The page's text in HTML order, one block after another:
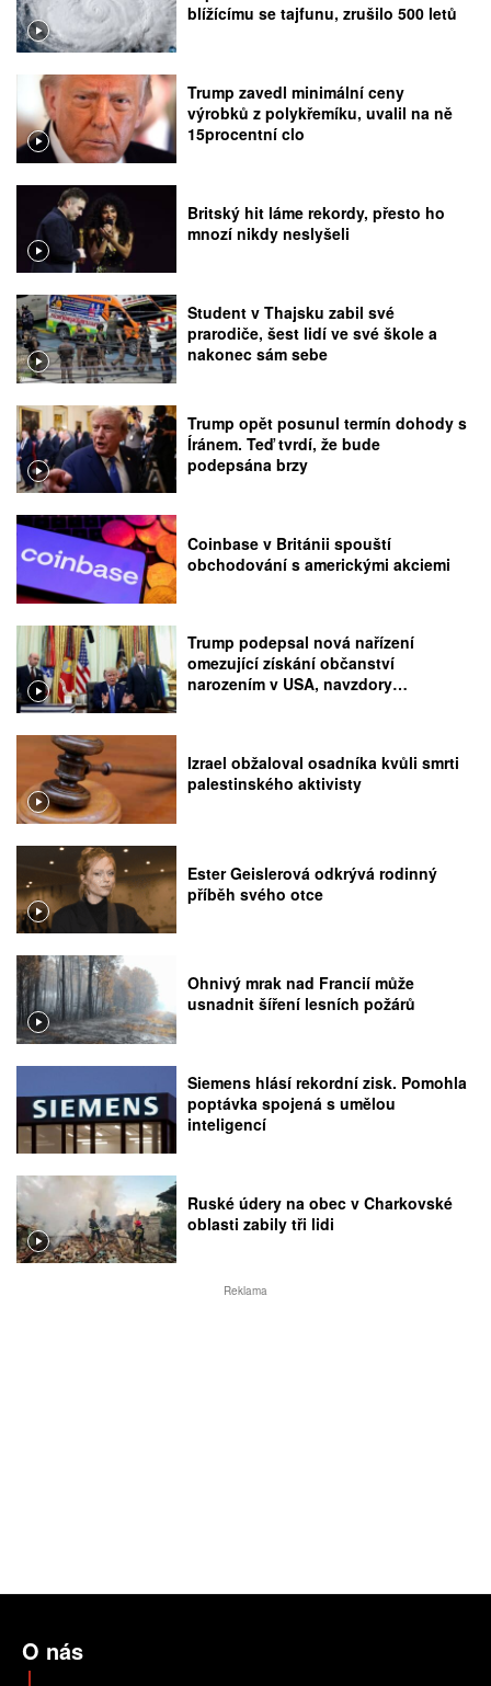
blížícímu se tajfunu, zrušilo 500 letů
Trump zavedl minimální ceny
výrobků z polykřemíku, uvalil na ně
15procentní clo
Britský hit láme rekordy, přesto ho
mnozí nikdy neslyšeli
Student v Thajsku zabil své
prarodiče, šest lidí ve své škole a
nakonec sám sebe
Trump opět posunul termín dohody s
Íránem. Teď tvrdí, že bude
podepsána brzy
Coinbase v Británii spouští
obchodování s americkými akciemi
Trump podepsal nová nařízení
omezující získání občanství
narozením v USA, navzdory
Izrael obžaloval osadníka kvůli smrti
palestinského aktivisty
Ester Geislerová odkrývá rodinný
příběh svého otce
Ohnivý mrak nad Francií může
usnadnit šíření lesních požárů
Siemens hlásí rekordní zisk. Pomohla
poptávka spojená s umělou
inteligencí
Ruské údery na obec v Charkovské
oblasti zabily tři lidi
Reklama
O nás